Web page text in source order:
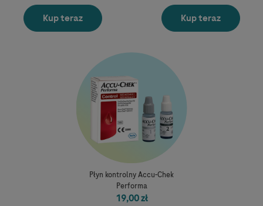
Kup teraz Kup teraz
Płyn kontrolny Accu-Chek
Performa
19,00 zł